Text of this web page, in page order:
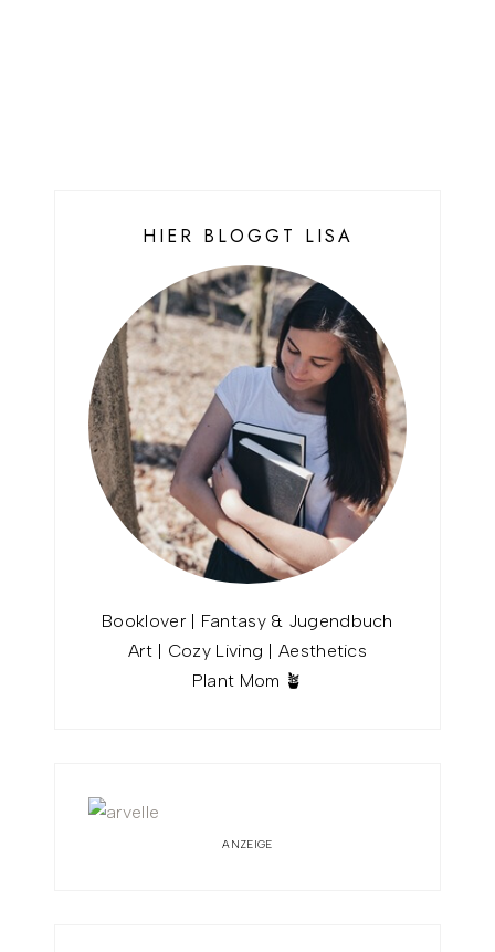
HIER BLOGGT LISA
Booklover | Fantasy & Jugendbuch
Art | Cozy Living | Aesthetics
Plant Mom 🪴
ANZEIGE